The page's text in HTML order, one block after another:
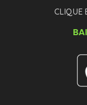
CLIQUE